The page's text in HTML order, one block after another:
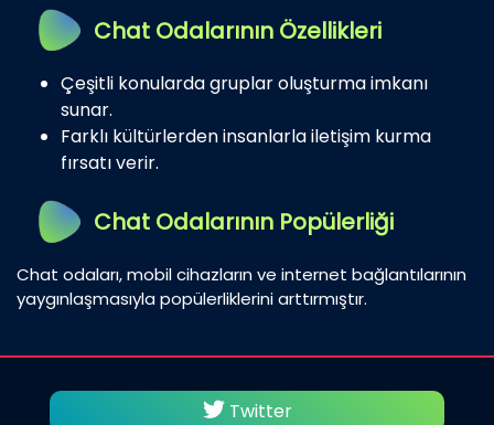
Chat Odalarının Özellikleri
Çeşitli konularda gruplar oluşturma imkanı
sunar.
Farklı kültürlerden insanlarla iletişim kurma
fırsatı verir.
Chat Odalarının Popülerliği
Chat odaları, mobil cihazların ve internet bağlantılarının
yaygınlaşmasıyla popülerliklerini arttırmıştır.
Twitter